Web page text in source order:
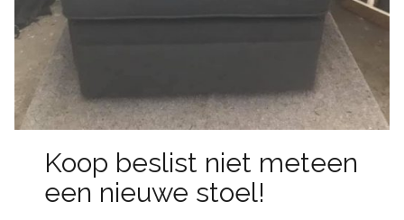
Koop beslist niet meteen
een nieuwe stoel!